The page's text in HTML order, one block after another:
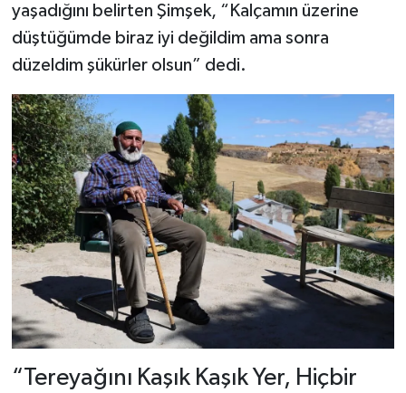
yaşadığını belirten Şimşek, “Kalçamın üzerine
düştüğümde biraz iyi değildim ama sonra
düzeldim şükürler olsun” dedi.
“Tereyağını Kaşık Kaşık Yer, Hiçbir